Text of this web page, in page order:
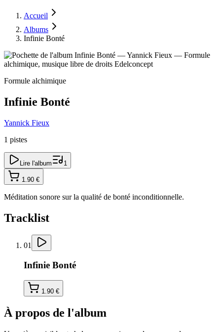
Accueil
Albums
Infinie Bonté
Formule alchimique
Infinie Bonté
Yannick Fieux
1 pistes
Lire l'album 1
1.90 €
Méditation sonore sur la qualité de bonté inconditionnelle.
Tracklist
01
Infinie Bonté
1.90 €
À propos de l'album